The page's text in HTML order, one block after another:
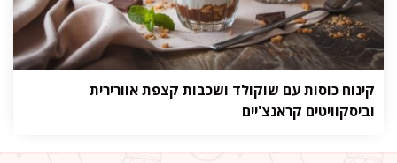
קינוח כוסות עם שוקולד ושכבות קצפת אוורירית
וביסקוויטים קראנצ'יים